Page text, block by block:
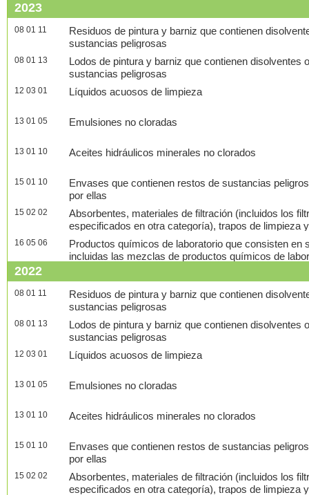
2023
08 01 11
Residuos de pintura y barniz que contienen
sustancias peligrosas
08 01 13
Lodos de pintura y barniz que contienen disolventes
sustancias peligrosas
12 03 01 Líquidos acuosos de limpieza
13 01 05 Emulsiones no cloradas
13 01 10 Aceites hidráulicos minerales no clorados
15 01 10
Envases que contienen restos de sustancias
por ellas
15 02 02
Absorbentes, materiales de filtración (incluidos los
especificados en otra categoría), trapos de limpieza
contaminados por sustancias peligrosas
16 05 06
Productos químicos de laboratorio que consisten en
incluidas las mezclas de productos químicos de
2022
08 01 11
Residuos de pintura y barniz que contienen
sustancias peligrosas
08 01 13
Lodos de pintura y barniz que contienen disolventes
sustancias peligrosas
12 03 01 Líquidos acuosos de limpieza
13 01 05 Emulsiones no cloradas
13 01 10 Aceites hidráulicos minerales no clorados
15 01 10
Envases que contienen restos de sustancias
por ellas
15 02 02
Absorbentes, materiales de filtración (incluidos los
especificados en otra categoría), trapos de limpieza